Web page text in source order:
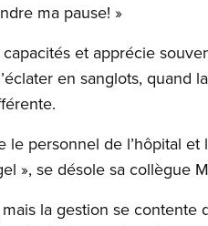
ma pause! »
et apprécie
en sanglots, quand
personnel de l’hôpital
», se désole sa collègue
la gestion se contente